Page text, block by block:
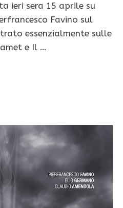
ieri sera 15 aprile su
Favino sul
essenzialmente sulle
e Il …